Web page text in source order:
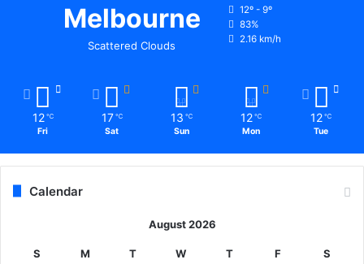
Melbourne
Scattered Clouds
12º - 9º
83%
2.16 km/h
12 ℃
Fri
17 ℃
Sat
13 ℃
Sun
12 ℃
Mon
12 ℃
Tue
Calendar
August 2026
S M T W T F
S